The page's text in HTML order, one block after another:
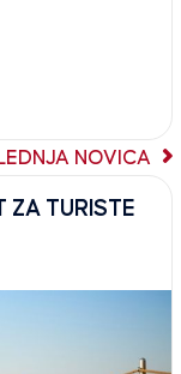
NOVICA
ZA TURISTE